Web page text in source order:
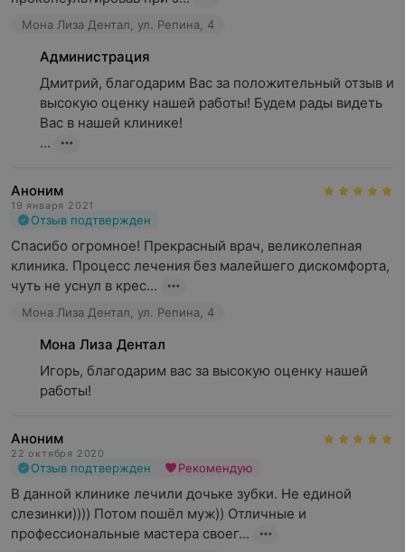
Мона Лиза Дентал, ул. Репина, 4
Администрация
Дмитрий, благодарим Вас за положительный отзыв и
высокую оценку нашей работы! Будем рады видеть
Вас в нашей клинике!
...
Аноним
19 января 2021
Отзыв подтвержден
Спасибо огромное! Прекрасный врач, великолепная
клиника. Процесс лечения без малейшего дискомфорта,
чуть не уснул в крес...
Мона Лиза Дентал, ул. Репина, 4
Мона Лиза Дентал
Игорь, благодарим вас за высокую оценку нашей
работы!
Аноним
22 октября 2020
Отзыв подтвержден Рекомендую
В данной клинике лечили дочьке зубки. Не единой
слезинки)))) Потом пошёл муж)) Отличные и
профессиональные мастера своег...